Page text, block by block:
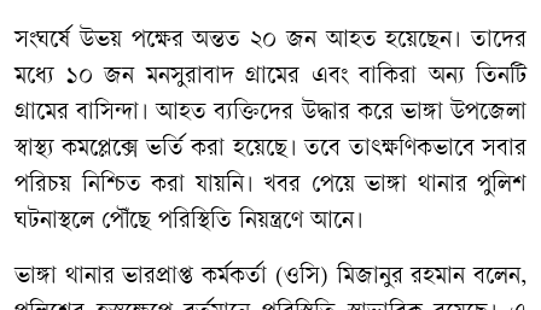
সংঘর্ষে উভয় পক্ষের অন্তত ২০ জন আহত হয়েছেন। তাদের
মধ্যে ১০ জন মনসুরাবাদ গ্রামের এবং বাকিরা অন্য তিনটি
গ্রামের বাসিন্দা। আহত ব্যক্তিদের উদ্ধার করে ভাঙ্গা উপজেলা
স্বাস্থ্য কমপ্লেক্সে ভর্তি করা হয়েছে। তবে তাৎক্ষণিকভাবে সবার
পরিচয় নিশ্চিত করা যায়নি। খবর পেয়ে ভাঙ্গা থানার পুলিশ
ঘটনাস্থলে পৌঁছে পরিস্থিতি নিয়ন্ত্রণে আনে।
ভাঙ্গা থানার ভারপ্রাপ্ত কর্মকর্তা (ওসি) মিজানুর রহমান বলেন,